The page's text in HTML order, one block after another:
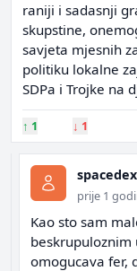
raniji i sadasnji
skupstine,
savjeta mjesnih
politiku lokalne
SDPa i Trojke na
↑ 1 ↓ 1
spacedex
prije 1
Kao sto sam
omogucava fer,